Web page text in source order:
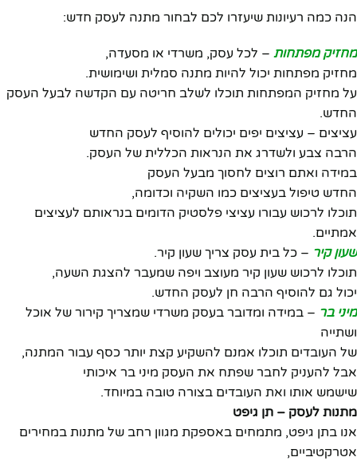
הנה כמה רעיונות שיעזרו לכם לבחור מתנה לעסק חדש:
מחזיק מפתחות – לכל עסק, משרדי או מסעדה,
מחזיק מפתחות יכול להיות מתנה סמלית ושימושית.
על מחזיק המפתחות תוכלו לשלב חריטה עם הקדשה לבעל העסק
החדש.
עציצים – עציצים יפים יכולים להוסיף לעסק החדש
הרבה צבע ולשדרג את הנראות הכללית של העסק.
במידה ואתם רוצים לחסוך מבעל העסק
החדש טיפול בעציצים כמו השקיה וכדומה,
תוכלו לרכוש עבורו עציצי פלסטיק הדומים בנראותם לעציצים
אמתיים.
שעון קיר – כל בית עסק צריך שעון קיר.
תוכלו לרכוש שעון קיר מעוצב ויפה שמעבר להצגת השעה,
יכול גם להוסיף הרבה חן לעסק החדש.
מיני בר – במידה ומדובר בעסק משרדי שמצריך קירור של אוכל
ושתייה
של העובדים תוכלו אמנם להשקיע קצת יותר כסף עבור המתנה,
אבל להעניק לחבר שפתח את העסק מיני בר איכותי
שישמש אותו ואת העובדים בצורה טובה במיוחד.
מתנות לעסק – תן גיפט
אנו בתן גיפט, מתמחים באספקת מגוון רחב של מתנות במחירים
אטרקטיביים,